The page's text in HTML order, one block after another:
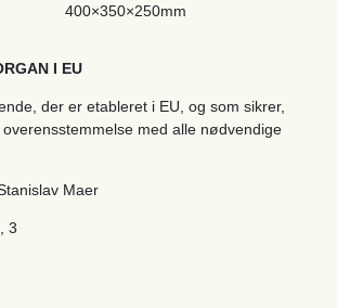
400×350×250mm
I EU
der er etableret i EU, og som sikrer,
med alle nødvendige
Maer
3